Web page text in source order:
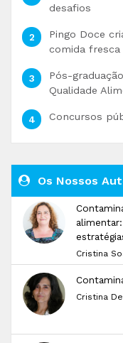
desafios
Pingo Doce
comida fresca
Pós-
Qualidade
Concursos
Os Nossos
Cristina
Cristina